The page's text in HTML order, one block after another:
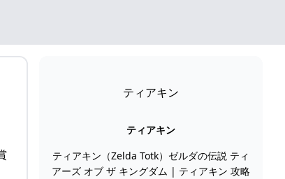
ティアキン
ティアキン
ティアキン（Zelda Totk）ゼルダの伝説 ティ
アーズ オブ ザ キングダム | ティアキン 攻略